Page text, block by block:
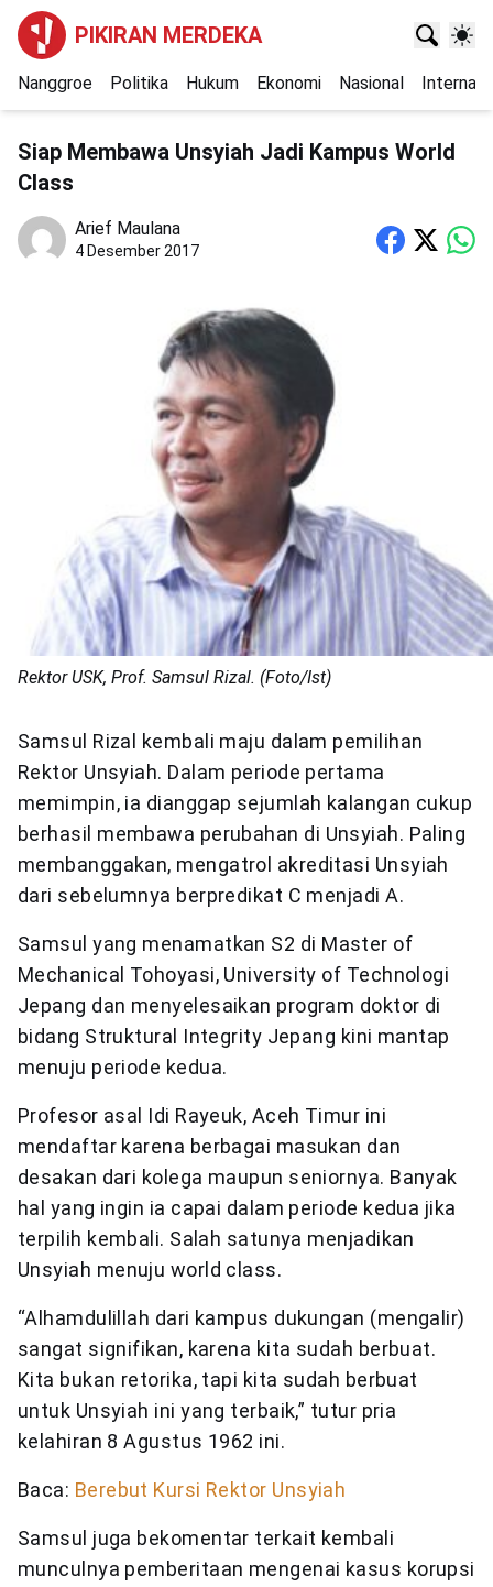
PIKIRAN MERDEKA
Nanggroe Politika Hukum Ekonomi Nasional
Siap Membawa Unsyiah Jadi Kampus World
Class
Arief Maulana
4 Desember 2017
Rektor USK, Prof. Samsul Rizal. (Foto/Ist)
Samsul Rizal kembali maju dalam pemilihan
Rektor Unsyiah. Dalam periode pertama
memimpin, ia dianggap sejumlah kalangan cukup
berhasil membawa perubahan di Unsyiah. Paling
membanggakan, mengatrol akreditasi Unsyiah
dari sebelumnya berpredikat C menjadi A.
Samsul yang menamatkan S2 di Master of
Mechanical Tohoyasi, University of Technologi
Jepang dan menyelesaikan program doktor di
bidang Struktural Integrity Jepang kini mantap
menuju periode kedua.
Profesor asal Idi Rayeuk, Aceh Timur ini
mendaftar karena berbagai masukan dan
desakan dari kolega maupun seniornya. Banyak
hal yang ingin ia capai dalam periode kedua jika
terpilih kembali. Salah satunya menjadikan
Unsyiah menuju world class.
“Alhamdulillah dari kampus dukungan (mengalir)
sangat signifikan, karena kita sudah berbuat.
Kita bukan retorika, tapi kita sudah berbuat
untuk Unsyiah ini yang terbaik,” tutur pria
kelahiran 8 Agustus 1962 ini.
Baca: Berebut Kursi Rektor Unsyiah
Samsul juga bekomentar terkait kembali
munculnya pemberitaan mengenai kasus korupsi